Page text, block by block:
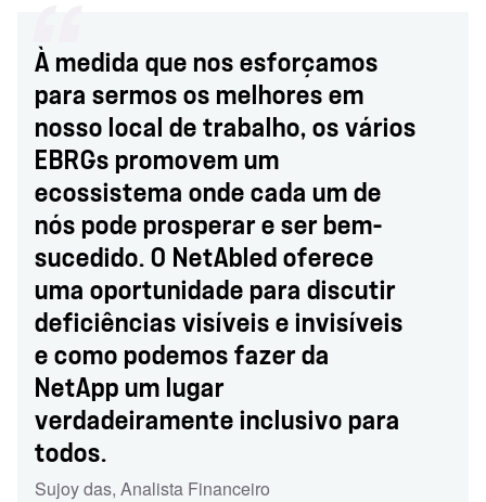
À medida que nos esforçamos
para sermos os melhores em
nosso local de trabalho, os vários
EBRGs promovem um
ecossistema onde cada um de
nós pode prosperar e ser bem-
sucedido. O NetAbled oferece
uma oportunidade para discutir
deficiências visíveis e invisíveis
e como podemos fazer da
NetApp um lugar
verdadeiramente inclusivo para
todos.
Sujoy das, Analista Financeiro